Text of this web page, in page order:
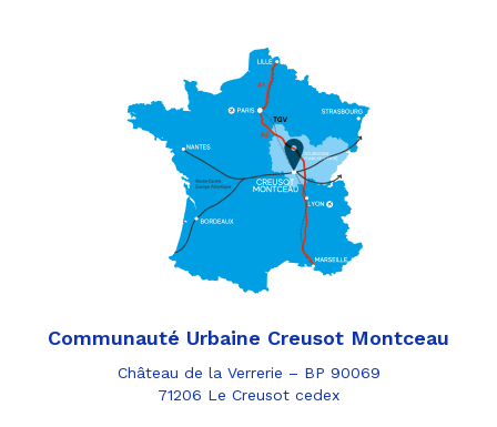
Communauté Urbaine Creusot Montceau
Château de la Verrerie – BP 90069
71206 Le Creusot cedex